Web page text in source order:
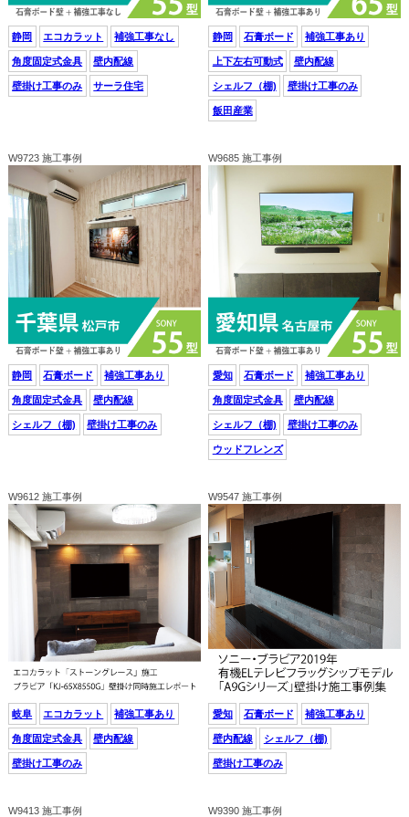
静岡 エコカラット 補強工事なし
角度固定式金具 壁内配線
壁掛け工事のみ サーラ住宅
静岡 石膏ボード 補強工事あり
上下左右可動式 壁内配線
シェルフ（棚) 壁掛け工事のみ
飯田産業
W9723 施工事例
静岡 石膏ボード 補強工事あり
角度固定式金具 壁内配線
シェルフ（棚) 壁掛け工事のみ
W9685 施工事例
愛知 石膏ボード 補強工事あり
角度固定式金具 壁内配線
シェルフ（棚) 壁掛け工事のみ
ウッドフレンズ
W9612 施工事例
岐阜 エコカラット 補強工事あり
角度固定式金具 壁内配線
壁掛け工事のみ
W9547 施工事例
愛知 石膏ボード 補強工事あり
壁内配線 シェルフ（棚)
壁掛け工事のみ
W9413 施工事例 W9390 施工事例